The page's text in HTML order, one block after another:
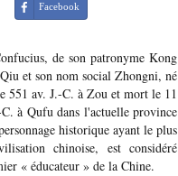
Facebook
de son patronyme Kong
et son nom social Zhongni, né
551 av. J.-C. à Zou et mort le 11
à Qufu dans l'actuelle province
historique ayant le plus
chinoise, est considéré
« éducateur » de la Chine.